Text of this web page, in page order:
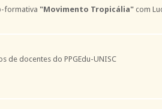
formativa "Movimento Tropicália" com
de docentes do PPGEdu-UNISC